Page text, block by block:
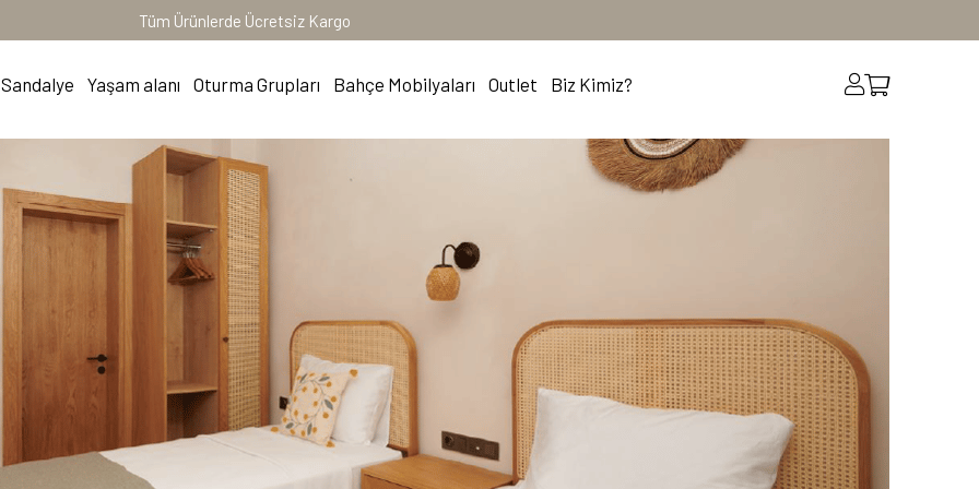
Tüm Ürünlerde Ücretsiz Kargo
Sandalye Yaşam alanı Oturma Grupları Bahçe Mobilyaları Outlet Biz Kimiz?